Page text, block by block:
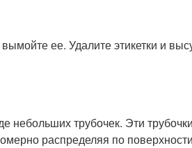
ее. Удалите этикетки и
небольших трубочек. Эти
распределяя по